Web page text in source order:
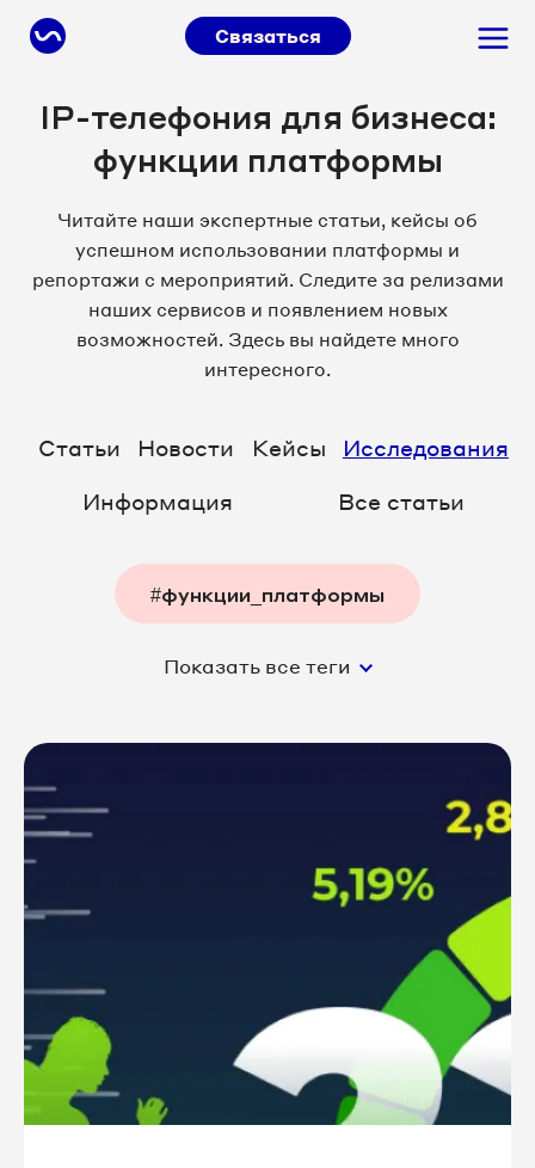
Связаться
IP-телефония для бизнеса:
функции платформы
Читайте наши экспертные статьи, кейсы об
успешном использовании платформы и
репортажи с мероприятий. Следите за релизами
наших сервисов и появлением новых
возможностей. Здесь вы найдете много
интересного.
Статьи Новости Кейсы
Исследования
Информация
Все статьи
#функции_платформы
#аналитика #экспертиза
#колл_центр
#авто
Показать все теги